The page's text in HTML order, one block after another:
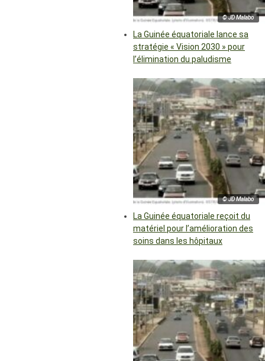
© JD Malabo
La Guinée équatoriale lance sa
stratégie « Vision 2030 » pour
l’élimination du paludisme
© JD Malabo
La Guinée équatoriale reçoit du
matériel pour l’amélioration des
soins dans les hôpitaux